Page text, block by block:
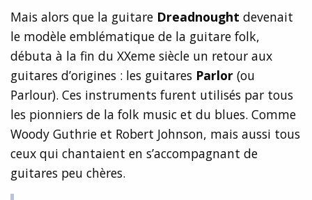
Mais alors que la guitare Dreadnought devenait
le modèle emblématique de la guitare folk,
débuta à la fin du XXeme siècle un retour aux
guitares d’origines : les guitares Parlor (ou
Parlour). Ces instruments furent utilisés par tous
les pionniers de la folk music et du blues. Comme
Woody Guthrie et Robert Johnson, mais aussi tous
ceux qui chantaient en s’accompagnant de
guitares peu chères.